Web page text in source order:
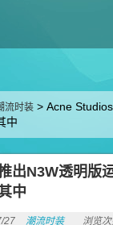
流时装 >Acne
中
出N3W透明版
中
27 潮流时装 浏览